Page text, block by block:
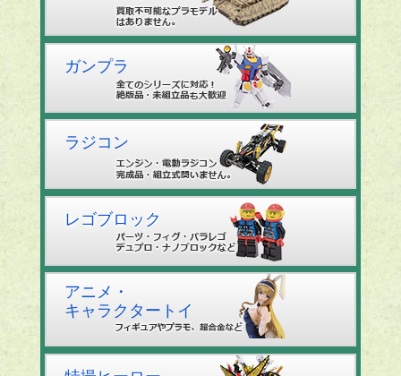
ガンプラ
ラジコン
レゴブロック
アニメ・
キャラクタートイ